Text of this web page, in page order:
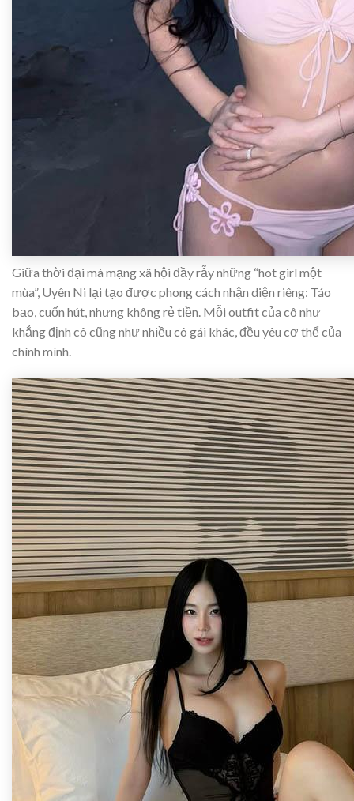
Giữa thời đại mà mạng xã hội đầy rẫy những “hot girl một
mùa”, Uyên Ni lại tạo được phong cách nhận diện riêng: Táo
bạo, cuốn hút, nhưng không rẻ tiền. Mỗi outfit của cô như
khẳng định cô cũng như nhiều cô gái khác, đều yêu cơ thể của
chính mình.